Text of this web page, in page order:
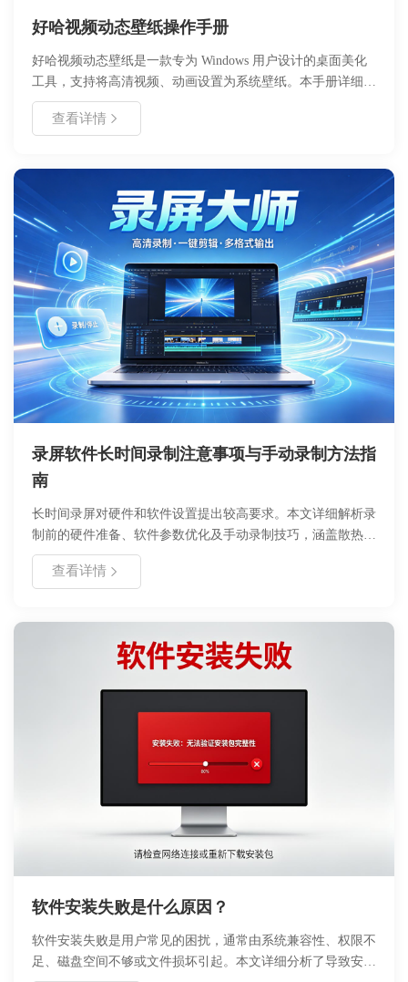
好哈视频动态壁纸操作手册
好哈视频动态壁纸是一款专为 Windows 用户设计的桌面美化
工具，支持将高清视频、动画设置为系统壁纸。本手册详细介
绍了软件的安装流程、核心功能配置、个性化设置步骤以及常
见问题的解决方案。通过本指南，用户可以快速掌握如何低占
是进阶玩家，都能从中找到所需的操作指引，让桌面焕发新
生。
查看详情
录屏软件长时间录制注意事项与手动录制方法指
南
长时间录屏对硬件和软件设置提出较高要求。本文详细解析录
制前的硬件准备、软件参数优化及手动录制技巧，涵盖散热管
理、存储规划、编码选择等核心环节。通过合理的分段策略与
后期处理方案，可有效避免文件损坏、卡顿及过热问题，确保
查看详情
软件安装失败是什么原因？
软件安装失败是用户常见的困扰，通常由系统兼容性、权限不
足、磁盘空间不够或文件损坏引起。本文详细分析了导致安装